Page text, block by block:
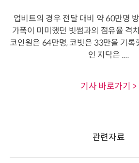
업비트의 경우 전달 대비 약 60만명
가폭이 미미했던 빗썸과의 점유율 격
코인원은 64만명, 코빗은 33만을 기록
인 지닥은 ....
기사 바로가기 >
관련자료